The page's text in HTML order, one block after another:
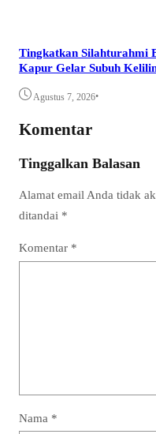
Tingkatkan Silahturahmi
Kapur Gelar Subuh
Agustus 7, 2026•
Komentar
Tinggalkan Balasan
Alamat email Anda tidak
ditandai *
Komentar *
Nama *